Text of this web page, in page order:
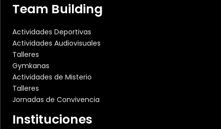
Team Building
Actividades Deportivas
Actividades Audiovisuales
Talleres
Gymkanas
Actividades de Misterio
Talleres
Jornadas de Convivencia
Instituciones